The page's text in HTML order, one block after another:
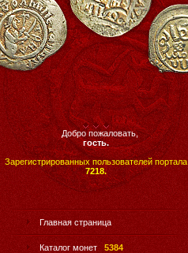
Добро пожаловать,
гость.
Зарегистрированных пользователей портала
7218.
Главная страница
Каталог монет 5384